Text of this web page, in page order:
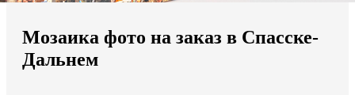
Мы доставляем по всему миру
Продолжить без города
Мозаика фото на заказ в Спасске-
Дальнем